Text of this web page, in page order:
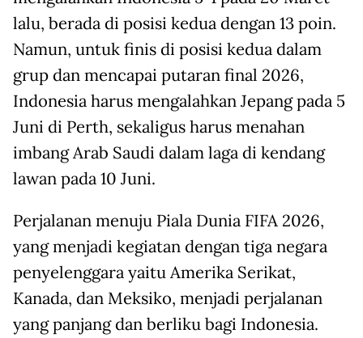
lalu, berada di posisi kedua dengan 13 poin.
Namun, untuk finis di posisi kedua dalam
grup dan mencapai putaran final 2026,
Indonesia harus mengalahkan Jepang pada 5
Juni di Perth, sekaligus harus menahan
imbang Arab Saudi dalam laga di kendang
lawan pada 10 Juni.
Perjalanan menuju Piala Dunia FIFA 2026,
yang menjadi kegiatan dengan tiga negara
penyelenggara yaitu Amerika Serikat,
Kanada, dan Meksiko, menjadi perjalanan
yang panjang dan berliku bagi Indonesia.